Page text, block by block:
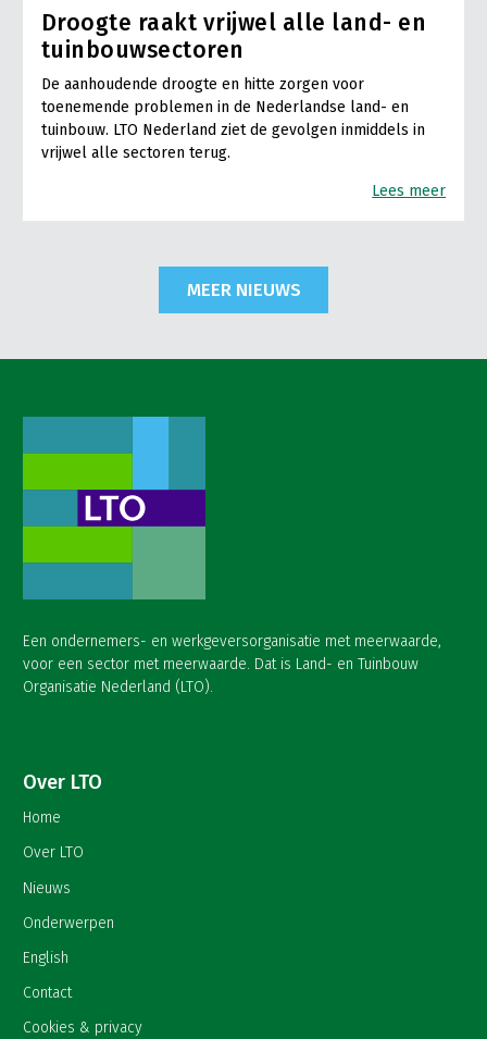
Droogte raakt vrijwel alle land- en
tuinbouwsectoren
De aanhoudende droogte en hitte zorgen voor
toenemende problemen in de Nederlandse land- en
tuinbouw. LTO Nederland ziet de gevolgen inmiddels in
vrijwel alle sectoren terug.
Lees meer
MEER NIEUWS
Een ondernemers- en werkgeversorganisatie met meerwaarde,
voor een sector met meerwaarde. Dat is Land- en Tuinbouw
Organisatie Nederland (LTO).
Over LTO
Home
Over LTO
Nieuws
Onderwerpen
English
Contact
Cookies & privacy